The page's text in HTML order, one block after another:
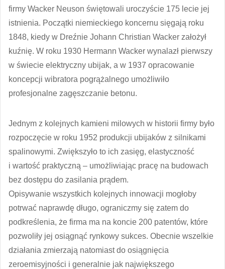
firmy Wacker Neuson świętowali uroczyście 175 lecie jej
istnienia. Początki niemieckiego koncernu sięgają roku
1848, kiedy w Dreźnie Johann Christian Wacker założył
kuźnię. W roku 1930 Hermann Wacker wynalazł pierwszy
w świecie elektryczny ubijak, a w 1937 opracowanie
koncepcji wibratora pogrążalnego umożliwiło
profesjonalne zagęszczanie betonu.
Jednym z kolejnych kamieni milowych w historii firmy było
rozpoczęcie w roku 1952 produkcji ubijaków z silnikami
spalinowymi. Zwiększyło to ich zasięg, elastyczność
i wartość praktyczną – umożliwiając pracę na budowach
bez dostępu do zasilania prądem.
Opisywanie wszystkich kolejnych innowacji mogłoby
potrwać naprawdę długo, ograniczmy się zatem do
podkreślenia, że firma ma na koncie 200 patentów, które
pozwoliły jej osiągnąć rynkowy sukces. Obecnie wszelkie
działania zmierzają natomiast do osiągnięcia
zeroemisyjności i generalnie jak największego